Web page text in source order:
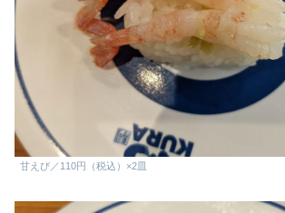
甘えび／110円（税込）×2皿